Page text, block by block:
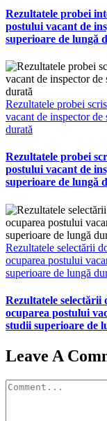
Rezultatele probei
postului vacant de
superioare de lungă
Rezultatele probei
vacant de inspector
durată
Rezultatele probei
postului vacant de
superioare de lungă
Rezultatele selectării
ocuparea postului
superioare de lungă
Rezultatele
ocuparea postului
studii superioare de
Leave A
Comment